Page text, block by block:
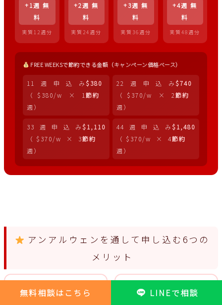
+1週 無
料
実質12週分
+2週 無
料
実質24週分
+3週 無
料
実質36週分
+4週 無
料
実質48週分
FREE WEEKSで節約できる金額（キャンペーン価格ベース）
11週申込み
（$380/w × 1
週）
$380
節約
22週申込み
（$370/w × 2
週）
$740
節約
33週申込み
（$370/w × 3
週）
$1,110
節約
44週申込み
（$370/w × 4
週）
$1,480
節約
アンアルウェンを通して申し込む6つの
メリット
無料相談はこちら LINEで相談